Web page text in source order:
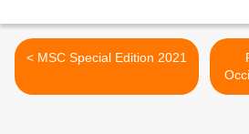
< MSC Special Edition 2021